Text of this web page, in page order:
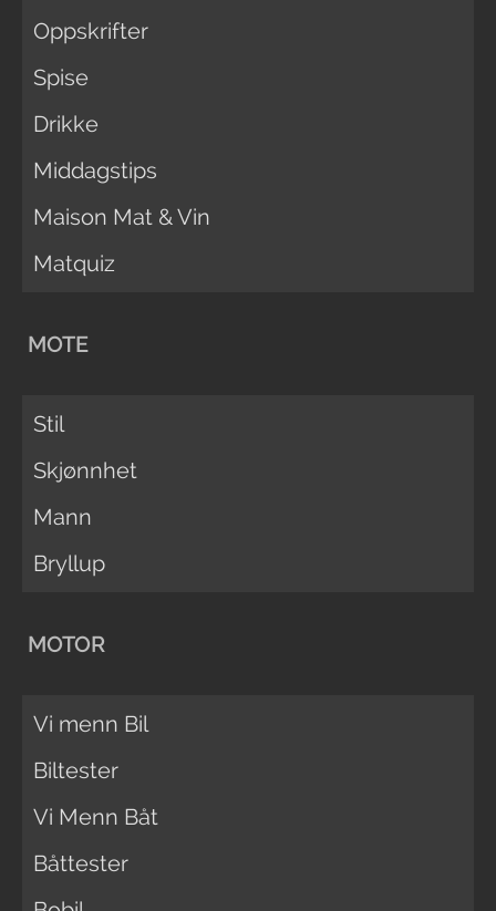
Oppskrifter
Spise
Drikke
Middagstips
Maison Mat & Vin
Matquiz
MOTE
Stil
Skjønnhet
Mann
Bryllup
MOTOR
Vi menn Bil
Biltester
Vi Menn Båt
Båttester